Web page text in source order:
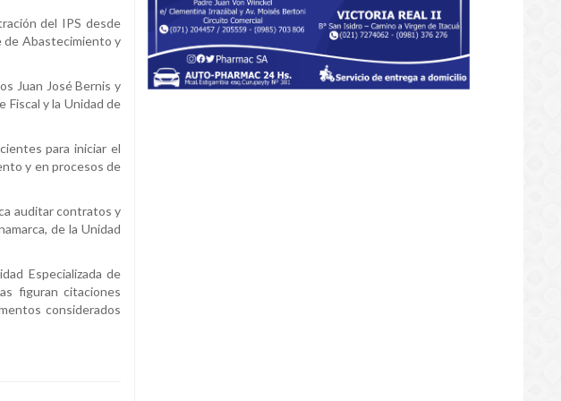
del IPS desde
de Abastecimiento y
Juan José Bernis y
Fiscal y la Unidad de
para iniciar el
y en procesos de
auditar contratos y
de la Unidad
Especializada de
figuran citaciones
considerados